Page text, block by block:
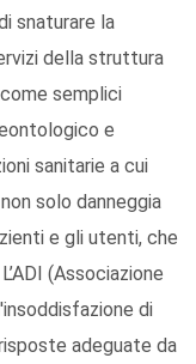
snaturare la
della struttura
semplici
e
sanitarie a cui
solo danneggia
e gli utenti, che
(Associazione
di
adeguate da